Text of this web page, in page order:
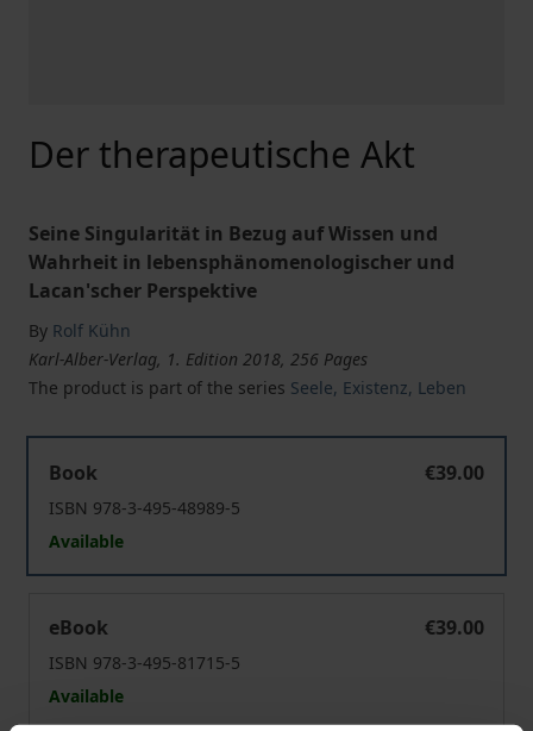
Der therapeutische Akt
Seine Singularität in Bezug auf Wissen und
Wahrheit in lebensphänomenologischer und
Lacan'scher Perspektive
By Rolf Kühn
Karl-Alber-Verlag, 1. Edition 2018, 256 Pages
The product is part of the series Seele, Existenz, Leben
Book
€39.00
ISBN 978-3-495-48989-5
Available
eBook
€39.00
ISBN 978-3-495-81715-5
Available